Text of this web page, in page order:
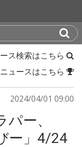
ス検索はこちら
ュースはこちら
2024/04/01 09:00
ー、
ー」4/24